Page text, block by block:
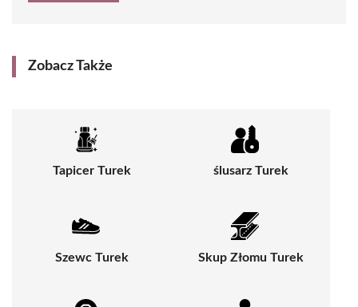
Zobacz Także
Tapicer Turek ślusarz Turek
Szewc Turek Skup Złomu Turek